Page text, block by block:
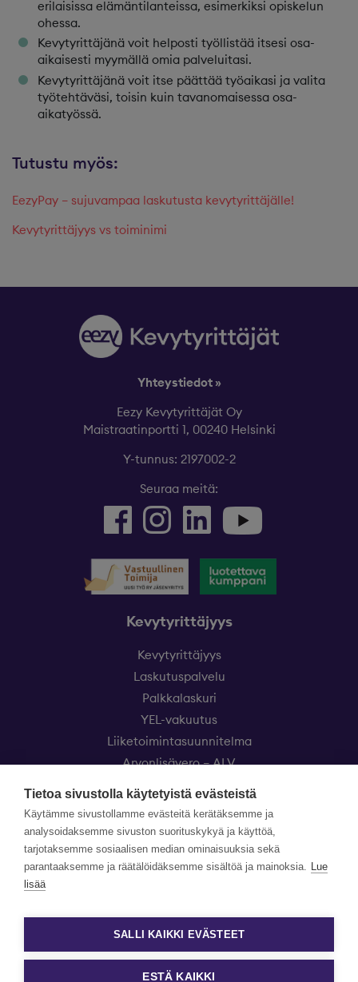
erilaisissa elämäntilanteissa, esimerkiksi opiskelun
ohessa.
Kevytyrittäjänä voit helposti työllistää itsesi osa-
aikaisesti myymällä omia palveluitasi.
Kevytyrittäjänä voit itse päättää työaikasi ja valita
työtehtäväsi, toisin kuin tavanomaisessa osa-
aikatyössä.
Tutustu myös:
EezyPay – sujuvampaa laskutusta kevytyrittäjälle!
Kevytyrittäjyys vs toiminimi
Yhteystiedot »
Eezy Kevytyrittäjät Oy
Maistraatinportti 1, 00240 Helsinki
Y-tunnus: 2197002-2
Seuraa meitä:
Kevytyrittäjyys
Kevytyrittäjyys
Laskutuspalvelu
Palkkalaskuri
YEL-vakuutus
Liiketoimintasuunnitelma
Arvonlisävero – ALV
Eezy Kevytyrittäjät
Asiakaspalvelu
Hinnasto
Usein kysytyt kysymykset
Tietoa sivustolla käytetyistä evästeistä
Käytämme sivustollamme evästeitä kerätäksemme ja
analysoidaksemme sivuston suorituskykyä ja käyttöä,
tarjotaksemme sosiaalisen median ominaisuuksia sekä
parantaaksemme ja räätälöidäksemme sisältöä ja mainoksia. Lue
lisää
SALLI KAIKKI EVÄSTEET
ESTÄ KAIKKI